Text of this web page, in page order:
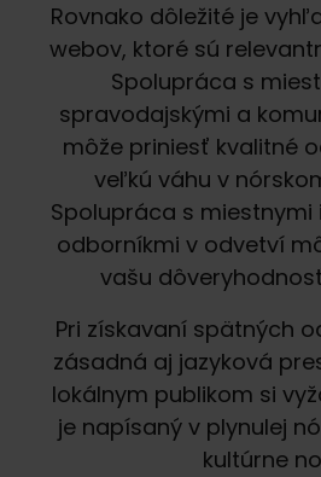
Rovnako dôležité je
webov, ktoré sú
Spolupráca s
spravodajskými a
môže priniesť kvalitné
veľkú váhu v
Spolupráca s
odborníkmi v odvetví
vašu
Pri získavaní spätných
zásadná aj jazyková
lokálnym publikom si
je napísaný v plynulej
kultúrne